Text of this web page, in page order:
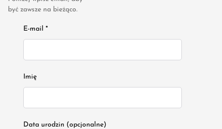
być zawsze na bieżąco.
E-mail *
Imię
Data urodzin (opcjonalne)